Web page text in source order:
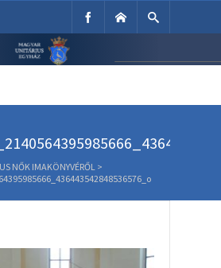
Egyház
NŐK IMAKÖNYVÉRŐL >